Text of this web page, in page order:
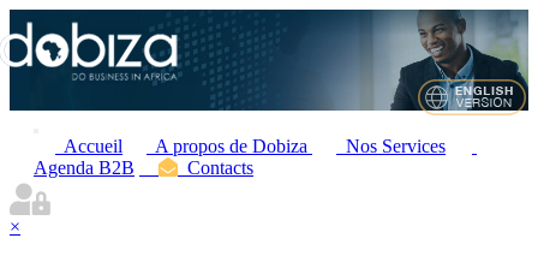
Accueil A propos de Dobiza
Nos Services
Agenda B2B
Contacts
×